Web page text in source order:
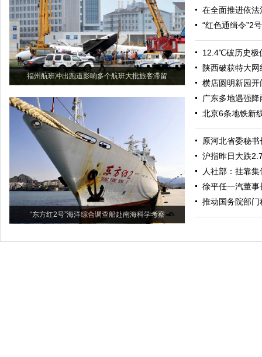
福州航班冲出跑道影响多个航班大批旅客滞留
“东方红2号”海洋综合调查船赴南海科学考察
在全面推进依
“红色通缉令”2
12.4℃破历史极
陕西破获特大
横店圆明新园
广东多地遇强降
北京6条地铁新
原河北省委秘
沪指昨日大跌
人社部：挂靠
徐平任一汽董
推动国务院部